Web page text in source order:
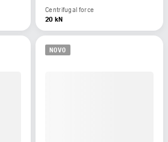
Centrifugal force
20 kN
NOVO